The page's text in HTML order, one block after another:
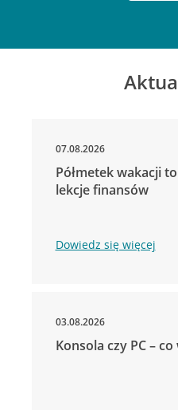
07.08.2026
Półmetek wakacji
lekcje finansów
Dowiedz się więcej
03.08.2026
Konsola czy PC –